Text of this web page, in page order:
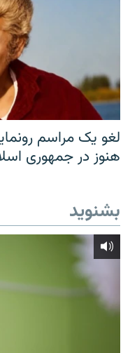
لغو یک مراسم
هنوز در جمهوری
بشنوید